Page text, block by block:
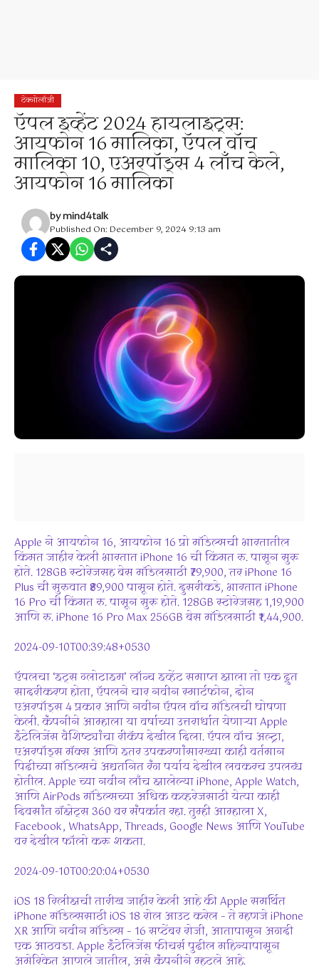
टेक्नोलॉजी
ऍपल इव्हेंट 2024 हायलाइट्स:
आयफोन 16 मालिका, ऍपल वॉच
मालिका 10, एअरपॉड्स 4 लाँच केले,
आयफोन 16 मालिका
bymind4talk
Published On: December 9, 2024 9:13 am
Apple ने आयफोन 16, आयफोन 16 प्रो मॉडेल्सची भारतातील
किंमत जाहीर केली भारतात iPhone 16 ची किंमत रु. पासून सुरू
होते. 128GB स्टोरेजसह बेस मॉडेलसाठी ₹79,900, तर iPhone 16
Plus ची सुरुवात ₹89,900 पासून होते. दुसरीकडे, भारतात iPhone
16 Pro ची किंमत रु. पासून सुरू होते. 128GB स्टोरेजसह 1,19,900
आणि रु. iPhone 16 Pro Max 256GB बेस मॉडेलसाठी ₹1,44,900.
2024-09-10T00:39:48+0530
ऍपलचा ‘इट्स ग्लोटाइम’ लॉन्च इव्हेंट समाप्त झाला तो एक द्रुत
सादरीकरण होता, ऍपलने चार नवीन स्मार्टफोन, दोन
एअरपॉड्स 4 प्रकार आणि नवीन ऍपल वॉच मॉडेलची घोषणा
केली. कंपनीने आम्हाला या वर्षाच्या उत्तरार्धात येणाऱ्या Apple
इंटेलिजेंस वैशिष्ट्यांचा रीकॅप देखील दिला. ऍपल वॉच अल्ट्रा,
एअरपॉड्स मॅक्स आणि इतर उपकरणांसारख्या काही वर्तमान
पिढीच्या मॉडेल्सचे अद्यतनित रंग पर्याय देखील लवकरच उपलब्ध
होतील. Apple च्या नवीन लाँच झालेल्या iPhone, Apple Watch,
आणि AirPods मॉडेल्सच्या अधिक कव्हरेजसाठी येत्या काही
दिवसांत गॅझेट्स 360 वर संपर्कात रहा. तुम्ही आम्हाला X,
Facebook, WhatsApp, Threads, Google News आणि YouTube
वर देखील फॉलो करू शकता.
2024-09-10T00:20:04+0530
iOS 18 रिलीझची तारीख जाहीर केली आहे की Apple समर्थित
iPhone मॉडेल्ससाठी iOS 18 रोल आउट करेल – ते म्हणजे iPhone
XR आणि नवीन मॉडेल्स – 16 सप्टेंबर रोजी, आतापासून अगदी
एक आठवडा. Apple इंटेलिजेंस फीचर्स पुढील महिन्यापासून
अमेरिकेत आणले जातील, असे कंपनीने म्हटले आहे.